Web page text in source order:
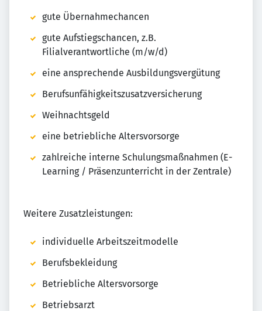
gute Übernahmechancen
gute Aufstiegschancen, z.B.
Filialverantwortliche (m/w/d)
eine ansprechende Ausbildungsvergütung
Berufsunfähigkeitszusatzversicherung
Weihnachtsgeld
eine betriebliche Altersvorsorge
zahlreiche interne Schulungsmaßnahmen (E-
Learning / Präsenzunterricht in der Zentrale)
Weitere Zusatzleistungen:
individuelle Arbeitszeitmodelle
Berufsbekleidung
Betriebliche Altersvorsorge
Betriebsarzt